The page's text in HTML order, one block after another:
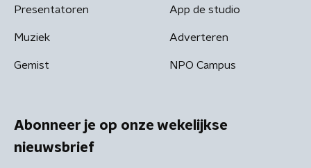
Presentatoren
Muziek
Gemist
App de studio
Adverteren
NPO Campus
Abonneer je op onze wekelijkse
nieuwsbrief